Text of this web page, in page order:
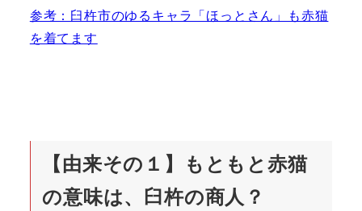
参考：臼杵市のゆるキャラ「ほっとさん」も赤猫
を着てます
【由来その１】もともと赤猫
の意味は、臼杵の商人？